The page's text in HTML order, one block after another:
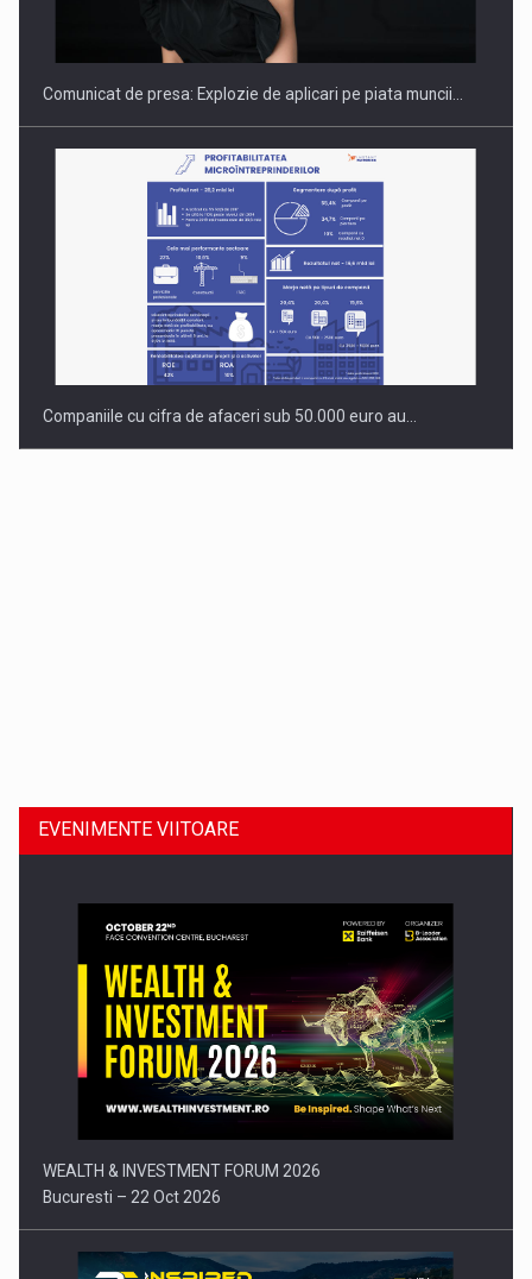
Comunicat de presa: Explozie de aplicari pe piata muncii…
Companiile cu cifra de afaceri sub 50.000 euro au…
Comunicat de presa: Joburile part-time reincep sa intre pe…
EVENIMENTE VIITOARE
WEALTH & INVESTMENT FORUM 2026
Bucuresti – 22 Oct 2026